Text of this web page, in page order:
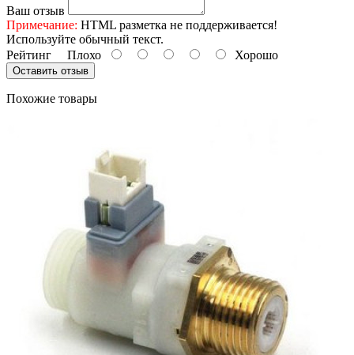
Ваш отзыв
Примечание: HTML разметка не поддерживается!
Используйте обычный текст.
Рейтинг Плохо Хорошо
Оставить отзыв
Похожие товары